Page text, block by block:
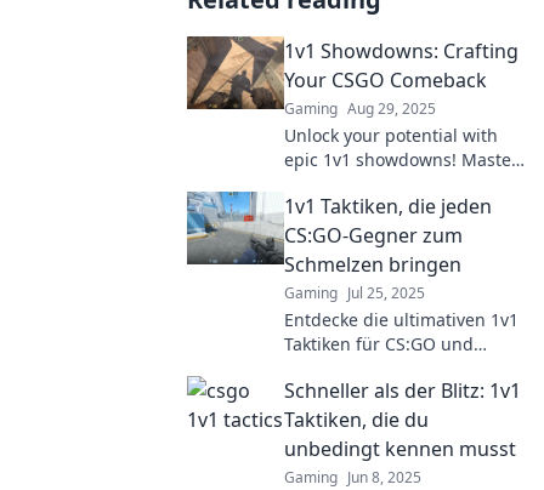
1v1 Showdowns: Crafting
Your CSGO Comeback
Gaming Aug 29, 2025
Unlock your potential with
epic 1v1 showdowns! Master
your CSGO comeback
unforgettable. Join the battle
now!
1v1 Taktiken, die jeden
CS:GO-Gegner zum
Schmelzen bringen
Gaming Jul 25, 2025
Entdecke die ultimativen 1v1
Taktiken für CS:GO und
Schmelzen. Werde zum
Meister der Eins-gegen-Eins-
Duelle!
Schneller als der Blitz: 1v1
Taktiken, die du
unbedingt kennen musst
Gaming Jun 8, 2025